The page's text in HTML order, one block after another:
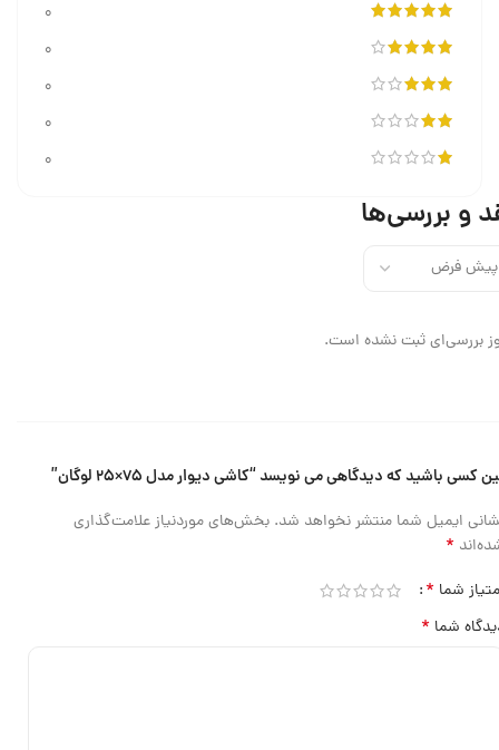
0
0
0
0
0
و بررسی‌ها
بررسی‌ای ثبت نشده است.
کسی باشید که دیدگاهی می نویسد “کاشی دیوار مدل ۷۵×۲۵ لوگان”
ایمیل شما منتشر نخواهد شد. بخش‌های موردنیاز علامت‌گذاری
*
شما *
شما *